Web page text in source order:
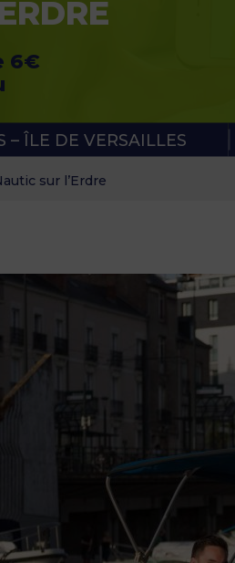
VERT
6€
– ÎLE DE VERSAILLES
sur l’Erdre